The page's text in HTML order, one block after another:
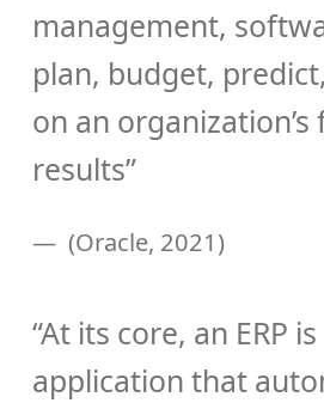
management,
plan, budget,
on an organization’s
results”
(Oracle, 2021)
“At its core, an ERP
application that